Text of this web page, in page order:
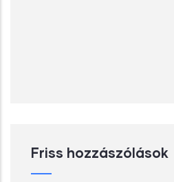
Friss hozzászólások